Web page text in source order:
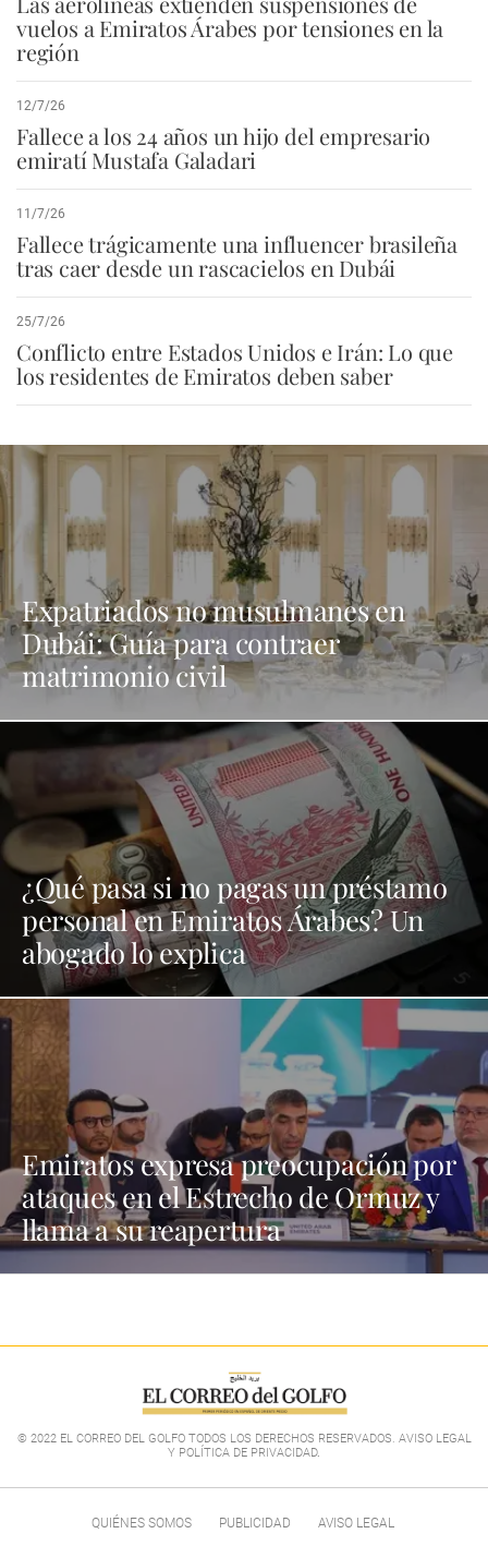
vuelos a Emiratos Árabes por tensiones en la
región
12/7/26
Fallece a los 24 años un hijo del empresario
emiratí Mustafa Galadari
11/7/26
Fallece trágicamente una influencer brasileña
tras caer desde un rascacielos en Dubái
25/7/26
Conflicto entre Estados Unidos e Irán: Lo que
los residentes de Emiratos deben saber
Expatriados no musulmanes en
Dubái: Guía para contraer
matrimonio civil
¿Qué pasa si no pagas un préstamo
personal en Emiratos Árabes? Un
abogado lo explica
Emiratos expresa preocupación por
ataques en el Estrecho de Ormuz y
llama a su reapertura
© 2022 EL CORREO DEL GOLFO TODOS LOS DERECHOS RESERVADOS. AVISO LEGAL
Y POLÍTICA DE PRIVACIDAD.
QUIÉNES SOMOS PUBLICIDAD AVISO LEGAL